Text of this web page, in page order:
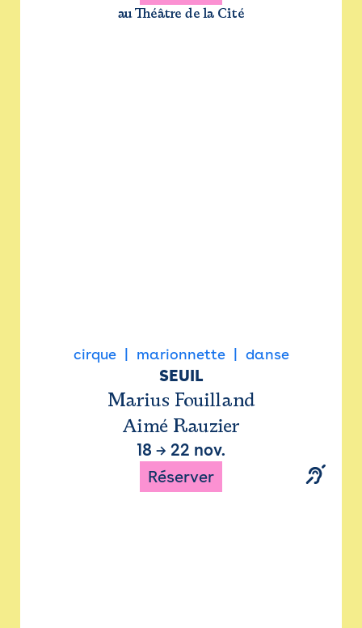
au Théâtre de la Cité
cirque marionnette danse
SEUIL
Marius Fouilland
Aimé Rauzier
18 → 22 nov.
Réserver